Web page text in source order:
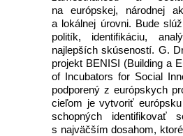
na európskej, národnej
a lokálnej úrovni. Bude
politík, identifikáciu,
najlepších skúseností. G.
projekt BENISI (Building a
of Incubators for Social
podporený z európskych
cieľom je vytvoriť
schopných identifikovať
s najväčším dosahom,